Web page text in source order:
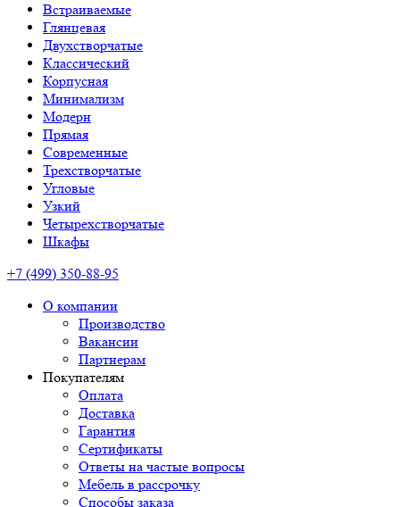
Встраиваемые
Глянцевая
Двухстворчатые
Классический
Корпусная
Минимализм
Модерн
Прямая
Современные
Трехстворчатые
Угловые
Узкий
Четырехстворчатые
Шкафы
+7 (499) 350-88-95
О компании
Производство
Вакансии
Партнерам
Покупателям
Оплата
Доставка
Гарантия
Сертификаты
Ответы на частые вопросы
Мебель в рассрочку
Способы заказа